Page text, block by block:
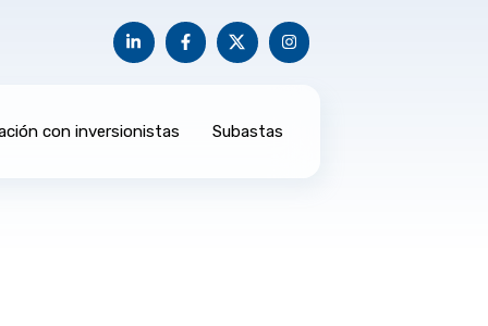
con inversionistas Subastas